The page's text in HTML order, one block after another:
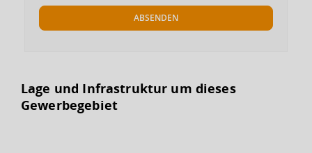
ABSENDEN
Lage und Infrastruktur um dieses
Gewerbegebiet